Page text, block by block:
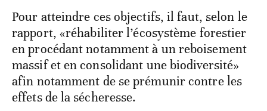
Pour atteindre ces objectifs, il faut, selon le
rapport, «réhabiliter l’écosystème forestier
en procédant notamment à un reboisement
massif et en consolidant une biodiversité»
afin notamment de se prémunir contre les
effets de la sécheresse.